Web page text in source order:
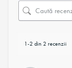
1-2 din 2 recenzii